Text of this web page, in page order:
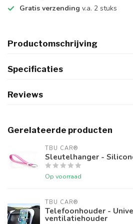
Gratis verzending v.a. 2 stuks
Productomschrijving
Specificaties
Reviews
Gerelateerde producten
TBU CAR®
Sleutelhanger -
Op voorraad
TBU CAR®
Telefoonhouder -
ventilatiehouder